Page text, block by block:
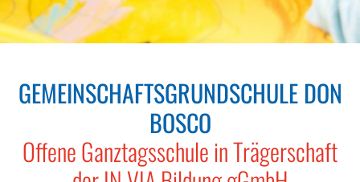
GEMEINSCHAFTSGRUNDSCHULE DON
BOSCO
Offene Ganztagsschule in Trägerschaft